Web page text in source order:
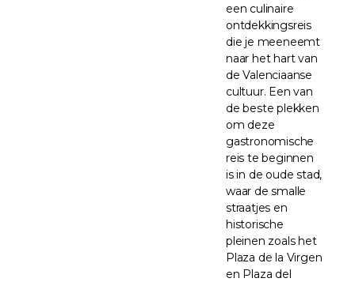
een culinaire
ontdekkingsreis
die je meeneemt
naar het hart van
de Valenciaanse
cultuur. Een van
de beste plekken
om deze
gastronomische
reis te beginnen
is in de oude stad,
waar de smalle
straatjes en
historische
pleinen zoals het
Plaza de la Virgen
en Plaza del